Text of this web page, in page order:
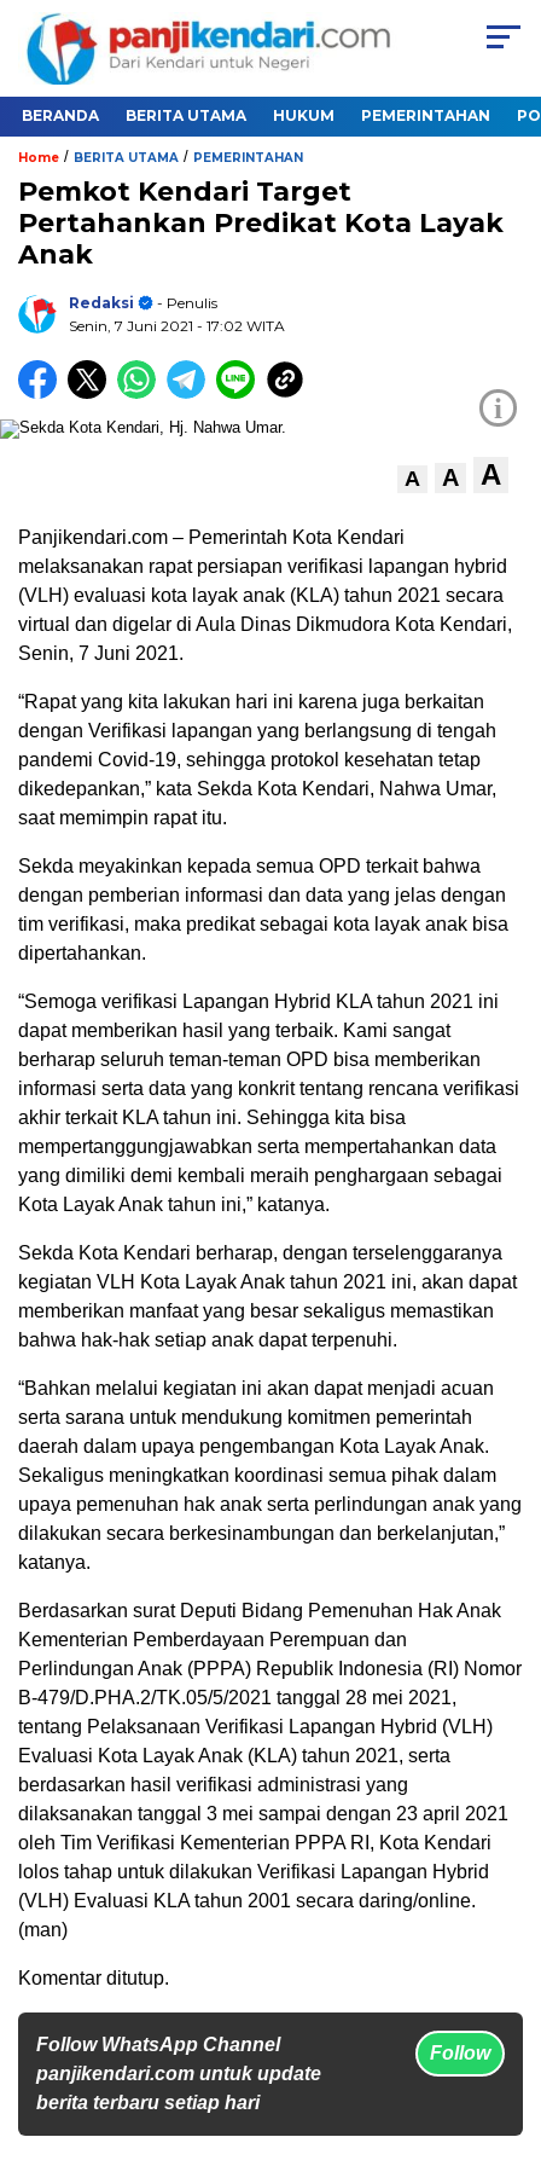
BERANDA BERITA UTAMA HUKUM PEMERINTAHAN
Home / BERITA UTAMA / PEMERINTAHAN
Pemkot Kendari Target
Pertahankan Predikat Kota Layak
Anak
Redaksi
- Penulis
Senin, 7 Juni 2021 - 17:02 WITA
i
A A A
Panjikendari.com – Pemerintah Kota Kendari
melaksanakan rapat persiapan verifikasi lapangan hybrid
(VLH) evaluasi kota layak anak (KLA) tahun 2021 secara
virtual dan digelar di Aula Dinas Dikmudora Kota Kendari,
Senin, 7 Juni 2021.
“Rapat yang kita lakukan hari ini karena juga berkaitan
dengan Verifikasi lapangan yang berlangsung di tengah
pandemi Covid-19, sehingga protokol kesehatan tetap
dikedepankan,” kata Sekda Kota Kendari, Nahwa Umar,
saat memimpin rapat itu.
Sekda meyakinkan kepada semua OPD terkait bahwa
dengan pemberian informasi dan data yang jelas dengan
tim verifikasi, maka predikat sebagai kota layak anak bisa
dipertahankan.
“Semoga verifikasi Lapangan Hybrid KLA tahun 2021 ini
dapat memberikan hasil yang terbaik. Kami sangat
berharap seluruh teman-teman OPD bisa memberikan
informasi serta data yang konkrit tentang rencana verifikasi
akhir terkait KLA tahun ini. Sehingga kita bisa
mempertanggungjawabkan serta mempertahankan data
yang dimiliki demi kembali meraih penghargaan sebagai
Kota Layak Anak tahun ini,” katanya.
Sekda Kota Kendari berharap, dengan terselenggaranya
kegiatan VLH Kota Layak Anak tahun 2021 ini, akan dapat
memberikan manfaat yang besar sekaligus memastikan
bahwa hak-hak setiap anak dapat terpenuhi.
“Bahkan melalui kegiatan ini akan dapat menjadi acuan
serta sarana untuk mendukung komitmen pemerintah
daerah dalam upaya pengembangan Kota Layak Anak.
Sekaligus meningkatkan koordinasi semua pihak dalam
upaya pemenuhan hak anak serta perlindungan anak yang
dilakukan secara berkesinambungan dan berkelanjutan,”
katanya.
Berdasarkan surat Deputi Bidang Pemenuhan Hak Anak
Kementerian Pemberdayaan Perempuan dan
Perlindungan Anak (PPPA) Republik Indonesia (RI) Nomor
B-479/D.PHA.2/TK.05/5/2021 tanggal 28 mei 2021,
tentang Pelaksanaan Verifikasi Lapangan Hybrid (VLH)
Evaluasi Kota Layak Anak (KLA) tahun 2021, serta
berdasarkan hasil verifikasi administrasi yang
dilaksanakan tanggal 3 mei sampai dengan 23 april 2021
oleh Tim Verifikasi Kementerian PPPA RI, Kota Kendari
lolos tahap untuk dilakukan Verifikasi Lapangan Hybrid
(VLH) Evaluasi KLA tahun 2001 secara daring/online.
(man)
Komentar ditutup.
Follow WhatsApp Channel
panjikendari.com untuk update
berita terbaru setiap hari
Follow